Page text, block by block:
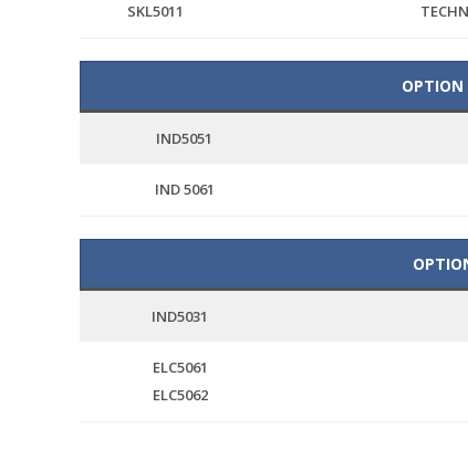
SKL5011
OPTION
IND5051
IND 5061
IND5031
ELC5061
ELC5062